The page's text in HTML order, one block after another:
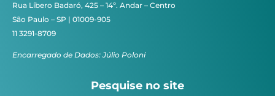
Rua Líbero Badaró, 425 – 14º. Andar – Centro
São Paulo – SP | 01009-905
11 3291-8709
Encarregado de Dados: Júlio Poloni
Pesquise no site